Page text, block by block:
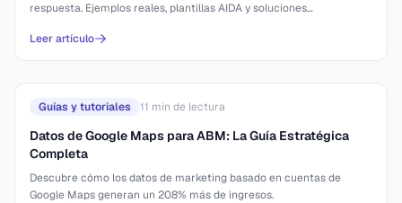
respuesta. Ejemplos reales, plantillas AIDA y soluciones
Leer artículo
Guías y tutoriales 11 min de lectura
Datos de Google Maps para ABM: La Guía Estratégica
Completa
Descubre cómo los datos de marketing basado en cuentas de
Google Maps generan un 208% más de ingresos.